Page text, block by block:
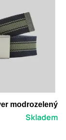
modrozelený
Skladem